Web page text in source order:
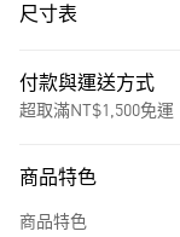
尺寸表
付款與運送方式
超取滿NT$1,500免運
商品特色
商品特色